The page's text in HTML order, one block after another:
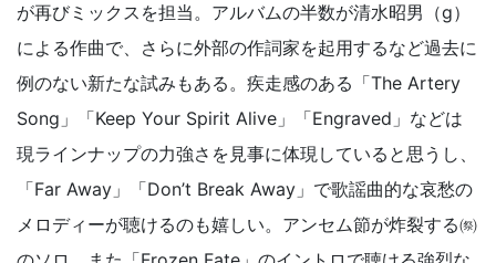
が再びミックスを担当。アルバムの半数が清水昭男（g）
による作曲で、さらに外部の作詞家を起用するなど過去に
例のない新たな試みもある。疾走感のある「The Artery
Song」「Keep Your Spirit Alive」「Engraved」などは
現ラインナップの力強さを見事に体現していると思うし、
「Far Away」「Don’t Break Away」で歌謡曲的な哀愁の
メロディーが聴けるのも嬉しい。アンセム節が炸裂する㉀